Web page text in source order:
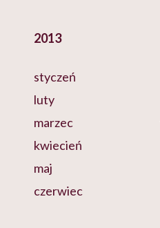
2013
styczeń
luty
marzec
kwiecień
maj
czerwiec